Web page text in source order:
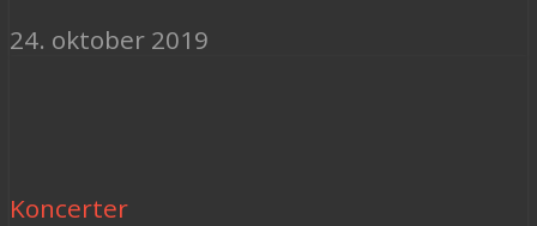
24. oktober 2019
Koncerter